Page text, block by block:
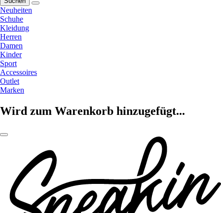
Neuheiten
Schuhe
Kleidung
Herren
Damen
Kinder
Sport
Accessoires
Outlet
Marken
Wird zum Warenkorb hinzugefügt...